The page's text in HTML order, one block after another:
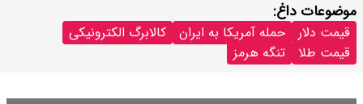
موضوعات داغ:
قیمت دلار حمله آمریکا به ایران
کالابرگ الکترونیکی
قیمت طلا
تنگه هرمز